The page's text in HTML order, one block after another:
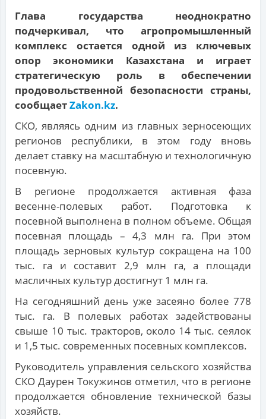
Глава государства неоднократно
подчеркивал, что агропромышленный
комплекс остается одной из ключевых
опор экономики Казахстана и играет
стратегическую роль в обеспечении
продовольственной безопасности страны,
сообщаетZakon.kz.
СКО, являясь одним из главных зерносеющих
регионов республики, в этом году вновь
делает ставку на масштабную и технологичную
посевную.
В регионе продолжается активная фаза
весенне-полевых работ. Подготовка к
посевной выполнена в полном объеме. Общая
посевная площадь – 4,3 млн га. При этом
площадь зерновых культур сокращена на 100
тыс. га и составит 2,9 млн га, а площади
масличных культур достигнут 1 млн га.
На сегодняшний день уже засеяно более 778
тыс. га. В полевых работах задействованы
свыше 10 тыс. тракторов, около 14 тыс. сеялок
и 1,5 тыс. современных посевных комплексов.
Руководитель управления сельского хозяйства
СКО Даурен Токужинов отметил, что в регионе
продолжается обновление технической базы
хозяйств.